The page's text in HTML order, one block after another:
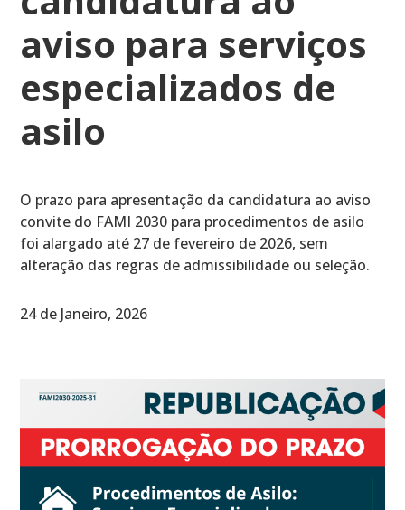
aviso para serviços
especializados de
asilo
O prazo para apresentação da candidatura ao aviso
convite do FAMI 2030 para procedimentos de asilo
foi alargado até 27 de fevereiro de 2026, sem
alteração das regras de admissibilidade ou seleção.
24 de Janeiro, 2026